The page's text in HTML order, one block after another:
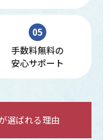
05
手数料無料の
安心サポート
選ばれる理由